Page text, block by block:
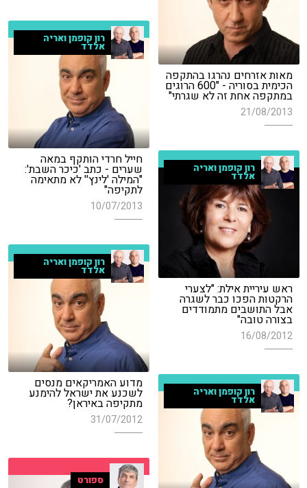
מאות אזרחים נהרגו בהתקפה
הכימית בסוריה - "600 הרוגים
במתקפה אחת זה לא שגרתי"
21/08/2013
רון קופמן ואריה
אלדד
חייל חרדי הותקף במאה
שערים - כתב 'כיכר השבת':
"המילה 'לינץ'' לא מתאימה
לתקיפה"
10/07/2013
רון קופמן ואריה
אלדד
ראש עיריית אילת: "לצערי
הרקטות הפכו כבר לשגרה
אבל התושבים מתמודדים
בצורה טובה"
16/08/2012
רון קופמן ואריה
אלדד
מדוע האמריקאים מנסים
לשכנע את ישראל להימנע
מתקיפה באיראן?
31/07/2012
רון קופמן ואריה
אלדד
ספורט